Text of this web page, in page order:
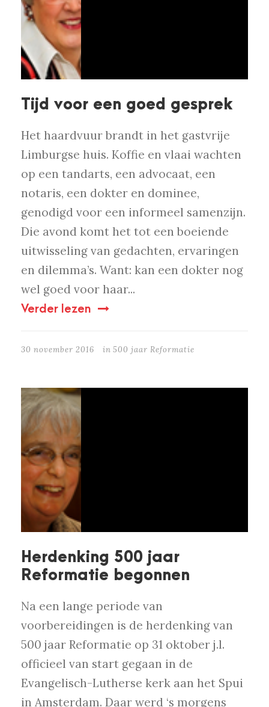
Tijd voor een goed gesprek
Het haardvuur brandt in het gastvrije
Limburgse huis. Koffie en vlaai wachten
op een tandarts, een advocaat, een
notaris, een dokter en dominee,
genodigd voor een informeel samenzijn.
Die avond komt het tot een boeiende
uitwisseling van gedachten, ervaringen
en dilemma’s. Want: kan een dokter nog
wel goed voor haar...
Verder lezen
30 november 2016 in 500 jaar Reformatie
Herdenking 500 jaar
Reformatie begonnen
Na een lange periode van
voorbereidingen is de herdenking van
500 jaar Reformatie op 31 oktober j.l.
officieel van start gegaan in de
Evangelisch-Lutherse kerk aan het Spui
in Amsterdam. Daar werd ‘s morgens